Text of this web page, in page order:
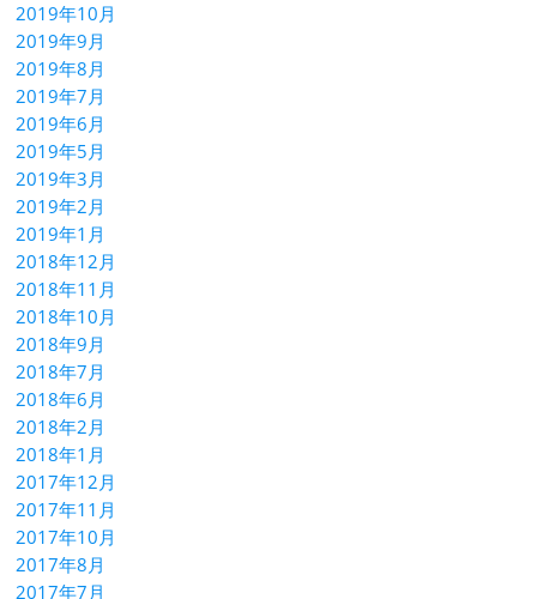
2019年10月
2019年9月
2019年8月
2019年7月
2019年6月
2019年5月
2019年3月
2019年2月
2019年1月
2018年12月
2018年11月
2018年10月
2018年9月
2018年7月
2018年6月
2018年2月
2018年1月
2017年12月
2017年11月
2017年10月
2017年8月
2017年7月